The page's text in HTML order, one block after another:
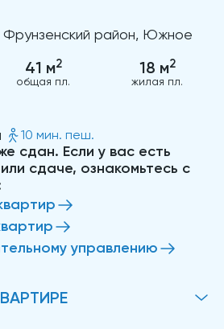
район, Южное
41 м2
общая пл.
18 м2
жилая пл.
10 мин. пеш.
сдан. Если у вас есть
сдаче, ознакомьтесь с
управлению